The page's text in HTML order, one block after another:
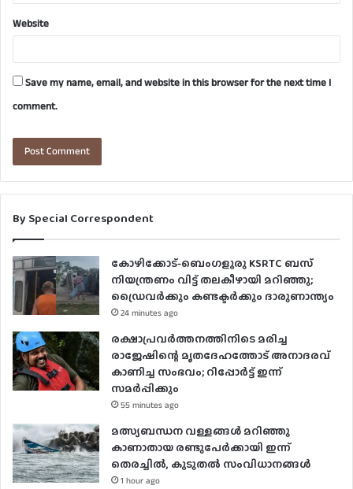
Website
Save my name, email, and website in this browser for the next time I
comment.
By Special Correspondent
കോഴിക്കോട്-ബെംഗളൂരു KSRTC ബസ്
നിയന്ത്രണം വിട്ട് തലകീഴായി മറിഞ്ഞു;
ഡ്രെെവർക്കും കണ്ടക്ടർക്കും ദാരുണാന്ത്യം
24 minutes ago
രക്ഷാപ്രവർത്തനത്തിനിടെ മരിച്ച
രാജേഷിന്റെ മൃതദേഹത്തോട് അനാദരവ്
കാണിച്ച സംഭവം; റിപ്പോർട്ട് ഇന്ന്
സമര്‍പ്പിക്കും
55 minutes ago
മത്സ്യബന്ധന വള്ളങ്ങൾ മറിഞ്ഞു
കാണാതായ രണ്ടുപേർക്കായി ഇന്ന്
തെരച്ചിൽ, കൂടുതൽ സംവിധാനങ്ങൾ
1 hour ago